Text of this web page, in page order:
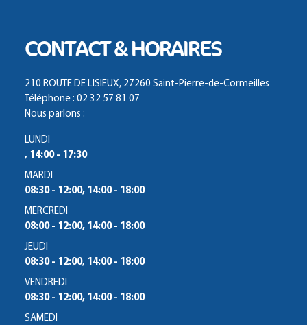
CONTACT & HORAIRES
210 ROUTE DE LISIEUX, 27260 Saint-Pierre-de-Cormeilles
Téléphone : 02 32 57 81 07
Nous parlons :
LUNDI
, 14:00 - 17:30
MARDI
08:30 - 12:00, 14:00 - 18:00
MERCREDI
08:00 - 12:00, 14:00 - 18:00
JEUDI
08:30 - 12:00, 14:00 - 18:00
VENDREDI
08:30 - 12:00, 14:00 - 18:00
SAMEDI